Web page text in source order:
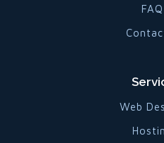
FAQ
Web